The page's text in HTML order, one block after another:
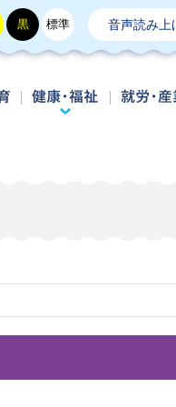
黒 標準 音声読み上
き子育て・教育 健康・福